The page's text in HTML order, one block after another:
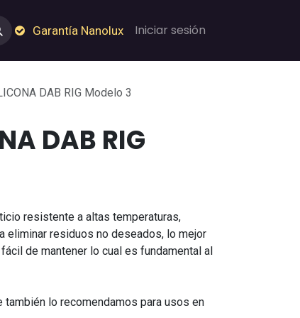
Empleos Garantía de Nanolux
Garantía Nanolux Iniciar sesión
DAB RIG Modelo 3
DAB RIG
resistente a altas temperaturas,
eliminar residuos no deseados, lo mejor
de mantener lo cual es fundamental al
también lo recomendamos para usos en